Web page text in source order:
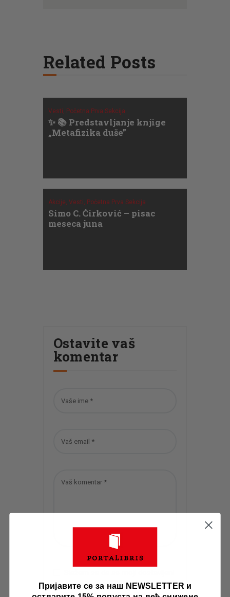
Related Posts
Vesti, Početna Prva Sekcija
✨ 📚 Predstavljanje knjige
„Metafizika duše”
Akcije,Vesti, Početna Prva Sekcija
Simo C. Ćirković – pisac
meseca juna
Ostavite vaš
komentar
podaci prikupljaju i čuvaju. Za
Пријавите се за наш NEWSLETTER и